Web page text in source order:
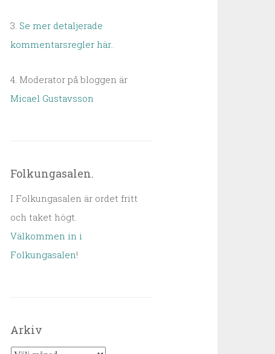
3. Se mer detaljerade
kommentarsregler här..
4. Moderator på bloggen är
Micael Gustavsson
Folkungasalen.
I Folkungasalen är ordet fritt
och taket högt.
Välkommen in i
Folkungasalen!
Arkiv